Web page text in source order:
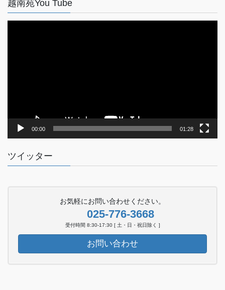
越南苑You Tube
00:00 01:28
ツイッター
お気軽にお問い合わせください。
025-776-3668
受付時間 8:30-17:30 [ 土・日・祝日除く ]
お問い合わせ